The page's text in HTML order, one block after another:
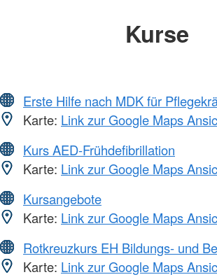
Kurse
Erste Hilfe nach MDK für
Karte: Link zur Google Maps
Kurs AED-Frühdefibrillation
Karte: Link zur Google Maps
Kursangebote
Karte: Link zur Google Maps
Rotkreuzkurs EH Bildungs- und
Karte: Link zur Google Maps